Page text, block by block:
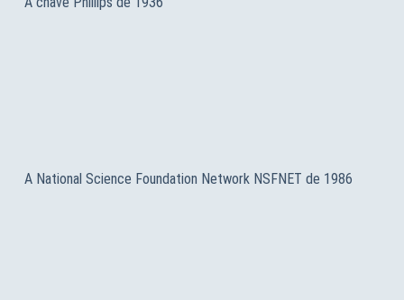
A National Science Foundation Network NSFNET de 1986